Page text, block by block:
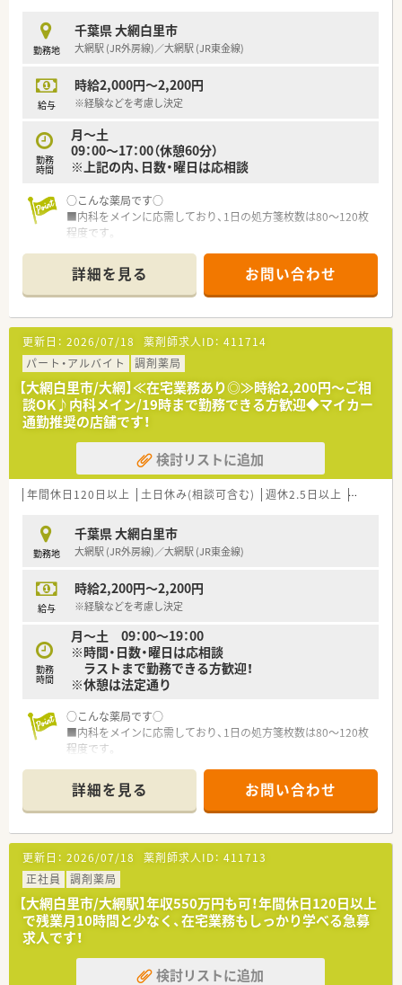
【求人情報について】
■正社員の勤務薬剤師としての採用を予定しており、年収は450
■転勤の心配がないため特定の地域に腰を据えて働くことが可
能であり、生活環境を変えずにキャリアを積みたい方に最適で
■開局時間は18時15分までとなっており、残業はほとんど発生
しないため仕事終わりの時間も有効に活用することが可能で
す。
勤務地
千葉県 大網白里市
大網駅 (JR外房線)／大網駅 (JR東金線)
給与
時給2,000円～2,200円
※経験などを考慮し決定
勤務
時間
月～土
09：00～17：00（休憩60分）
※上記の内、日数・曜日は応相談
○こんな薬局です○
■内科をメインに応需しており、1日の処方箋枚数は80～120枚
程度です。
■駅からは離れた場所にあるため、車通勤がオススメです。
■在宅医療も行っており、薬剤師としてスキルアップしたい方に
オススメの環境です。
○こんな会社です○
■千葉市～内房エリアメインに約10店舗展開の会社です。
従業員は70名程在籍しています。
■産休・育休の取得実績がございます。
■トレーナーによるマンツーマンレッスン、複数店舗による研
修、外部勉強会、インターネット講座など、研修制度が充実して
ます。
■ヘルプ専任がおりますので、お休みも取得しやすい環境です。
お互いに助け合えるような雰囲気が魅力の薬局です◎
■役員の方も薬剤師のため、現場目線のマネジメントをされてい
ます。
詳細を見る お問い合わせ
更新日： 2026/07/18 薬剤師求人ID： 411714
パート・アルバイト
調剤薬局
【大網白里市/大網】≪在宅業務あり◎≫時給2,200円～ご相
談OK♪内科メイン/19時まで勤務できる方歓迎◆マイカー
通勤推奨の店舗です！
検討リストに追加
年間休日120日以上 土日休み(相談可含む) 週休2.5日以上 週32h以
勤務地
千葉県 大網白里市
大網駅 (JR外房線)／大網駅 (JR東金線)
給与
時給2,200円～2,200円
※経験などを考慮し決定
勤務
時間
月～土 09：00～19：00
※時間・日数・曜日は応相談
ラストまで勤務できる方歓迎！
※休憩は法定通り
○こんな薬局です○
■内科をメインに応需しており、1日の処方箋枚数は80～120枚
程度です。
■駅からは離れた場所にあるため、車通勤がオススメです。
■在宅医療も行っており、薬剤師としてスキルアップしたい方に
オススメの環境です。
○こんな会社です○
■千葉市～内房エリアメインに約10店舗展開の会社です。
従業員は70名程在籍しています。
■産休・育休の取得実績がございます。
■トレーナーによるマンツーマンレッスン、複数店舗による研
修、外部勉強会、インターネット講座など、研修制度が充実して
ます。
■ヘルプ専任がおりますので、お休みも取得しやすい環境です。
お互いに助け合えるような雰囲気が魅力の薬局です◎
詳細を見る お問い合わせ
更新日： 2026/07/18 薬剤師求人ID： 411713
正社員
調剤薬局
【大網白里市/大網駅】年収550万円も可！年間休日120日以上
で残業月10時間と少なく、在宅業務もしっかり学べる急募
求人です！
検討リストに追加